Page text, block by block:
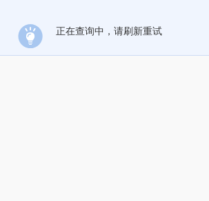
正在查询中，请刷新重试